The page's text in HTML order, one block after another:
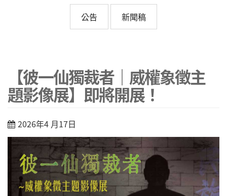
公告 新聞稿
【彼一仙獨裁者｜威權象徵主
題影像展】即將開展！
2026年4 月17日